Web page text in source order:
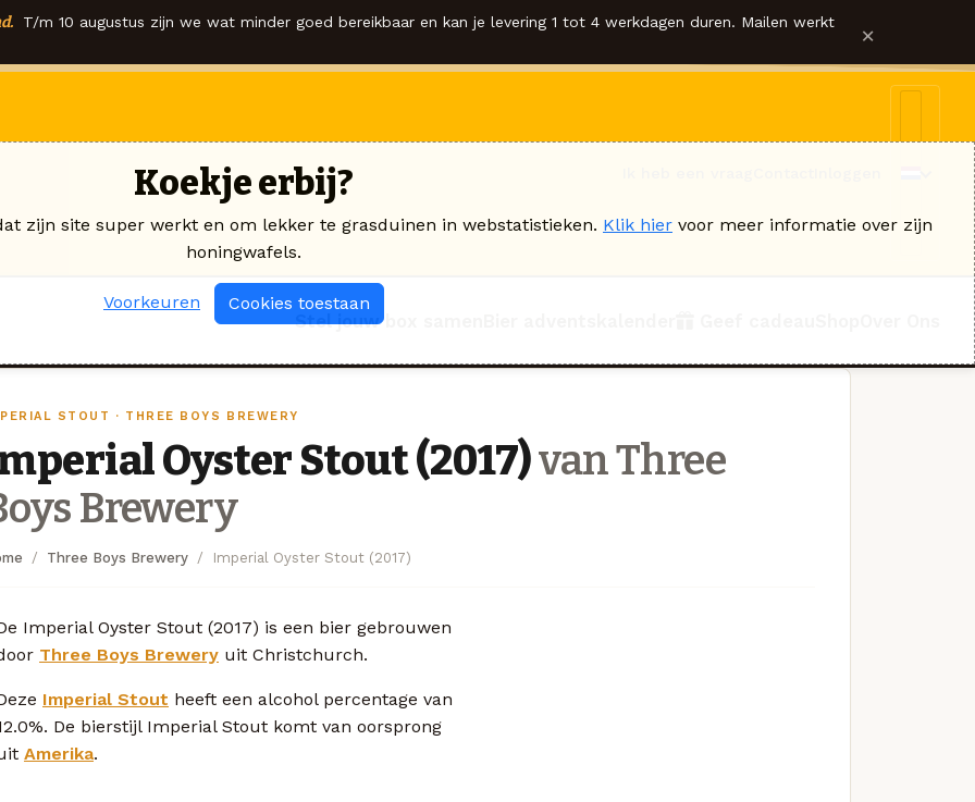
T/m 10 augustus zijn we wat minder goed bereikbaar en kan je levering 1 tot 4 werkdagen duren. Mailen werkt ×
Stel jouw box samen
STOUT · THREE BOYS BREWERY
Oyster Stout (2017)van Three
Brewery
Three Boys Brewery Imperial Oyster Stout (2017)
Imperial Oyster Stout (2017) is een bier gebrouwen
Three Boys Brewery uit Christchurch.
Imperial Stout heeft een alcohol percentage van
De bierstijl Imperial Stout komt van oorsprong
Amerika.
Koekje erbij?
zijn site super werkt en om lekker te grasduinen in webstatistieken. Klik hier voor meer informatie over zijn
honingwafels.
Voorkeuren Cookies toestaan